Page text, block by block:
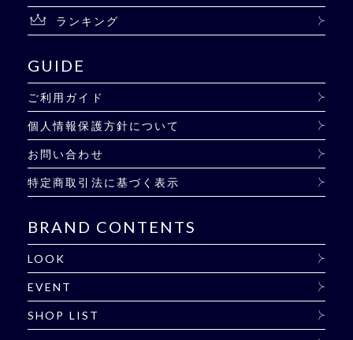
ランキング
GUIDE
ご利用ガイド
個人情報保護方針について
お問い合わせ
特定商取引法に基づく表示
BRAND CONTENTS
LOOK
EVENT
SHOP LIST